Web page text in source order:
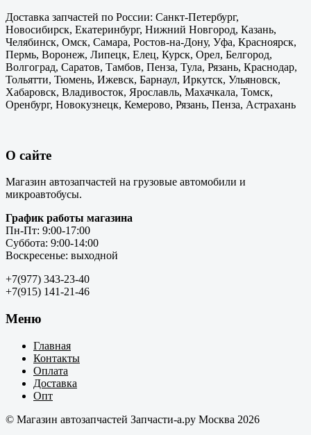
Доставка запчастей по России: Санкт-Петербург,
Новосибирск, Екатеринбург, Нижний Новгород, Казань,
Челябинск, Омск, Самара, Ростов-на-Дону, Уфа, Красноярск,
Пермь, Воронеж, Липецк, Елец, Курск, Орел, Белгород,
Волгоград, Саратов, Тамбов, Пенза, Тула, Рязань, Краснодар,
Тольятти, Тюмень, Ижевск, Барнаул, Иркутск, Ульяновск,
Хабаровск, Владивосток, Ярославль, Махачкала, Томск,
Оренбург, Новокузнецк, Кемерово, Рязань, Пенза, Астрахань
О сайте
Магазин автозапчастей на грузовые автомобили и
микроавтобусы.
График работы магазина
Пн-Пт: 9:00-17:00
Суббота: 9:00-14:00
Воскресенье: выходной
+7(977) 343-23-40
+7(915) 141-21-46
Меню
Главная
Контакты
Оплата
Доставка
Опт
© Магазин автозапчастей Запчасти-а.ру Москва 2026